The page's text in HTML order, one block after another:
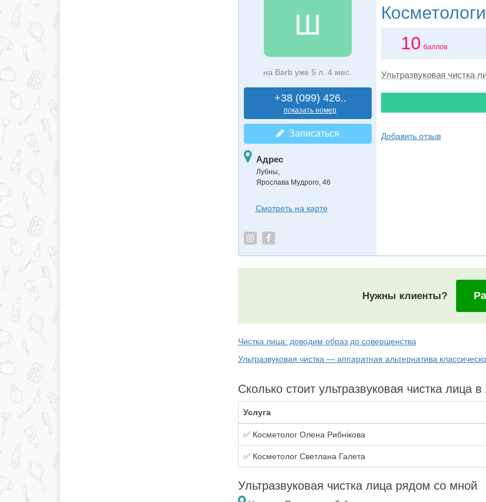
Ш
на Barb уже 5 л. 4 мес.
+38 (099) 426..
показать номер
Записаться
Адрес
Лубны,
Ярослава Мудрого, 46
Смотреть на карте
10 баллов
Ультразвуковая чистка
Добавить отзыв
Нужны клиенты?
Чистка лица: доводим образ до совершенства
Ультразвуковая чистка — аппаратная альтернатива
Сколько стоит ультразвуковая чистка лица
Услуга
✅ Косметолог Олена Рибнікова
✅ Косметолог Светлана Галета
Ультразвуковая чистка лица рядом со мной